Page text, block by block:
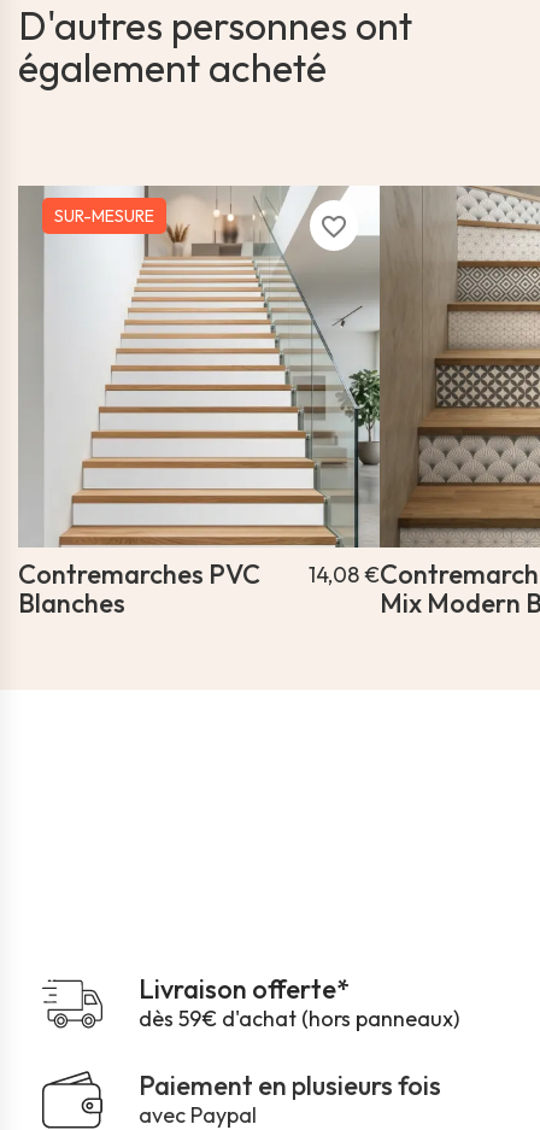
D'autres personnes ont
également acheté
favorite_border
Contremarches PVC
Blanches
14,08 €
SUR-MESURE
Mix Modern
Livraison offerte*
dès 59€ d'achat (hors panneaux)
Paiement en plusieurs fois
avec Paypal